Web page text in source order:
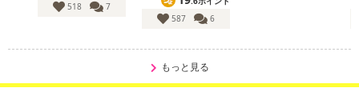
ムヘクトライト、トロポロン、 エンテロコッカスフェカリス、ナイ
グリコール、 タチジャコウソウ花/葉/茎エキス、 ツボクサ葉/茎エ
518
7
587
6
もっと見る